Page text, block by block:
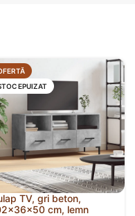
EPUIZAT
TV, gri beton,
cm, lemn